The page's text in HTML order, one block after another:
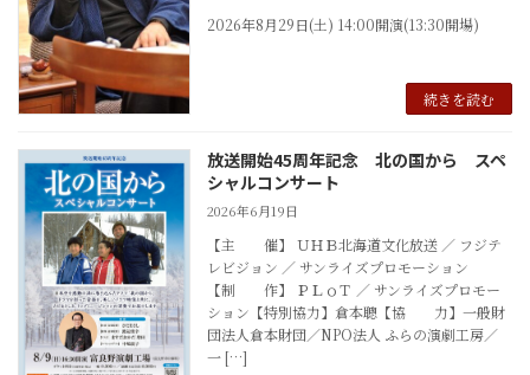
続きを読む
2026年8月29日(土) 14:00開演(13:30開場)
放送開始45周年記念 北の国から スペ
シャルコンサート
2026年6月19日
【主 催】 ＵＨＢ北海道文化放送 ／ フジテ
レビジョン ／ サンライズプロモーション
【制 作】 ＰＬｏＴ ／ サンライズプロモー
ション【特別協力】倉本聰【協 力】一般財
団法人倉本財団／NPO法人 ふらの演劇工房／
一 […]